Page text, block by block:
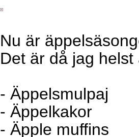
Nu är
Det är då jag
- Äppelsmulpaj
- Äppelkakor
- Äpple muffins